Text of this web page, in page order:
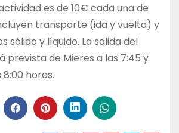
es de 10€ cada una de
transporte (ida y vuelta) y
sólido y líquido. La salida del
prevista de Mieres a las 7:45 y
8:00 horas.